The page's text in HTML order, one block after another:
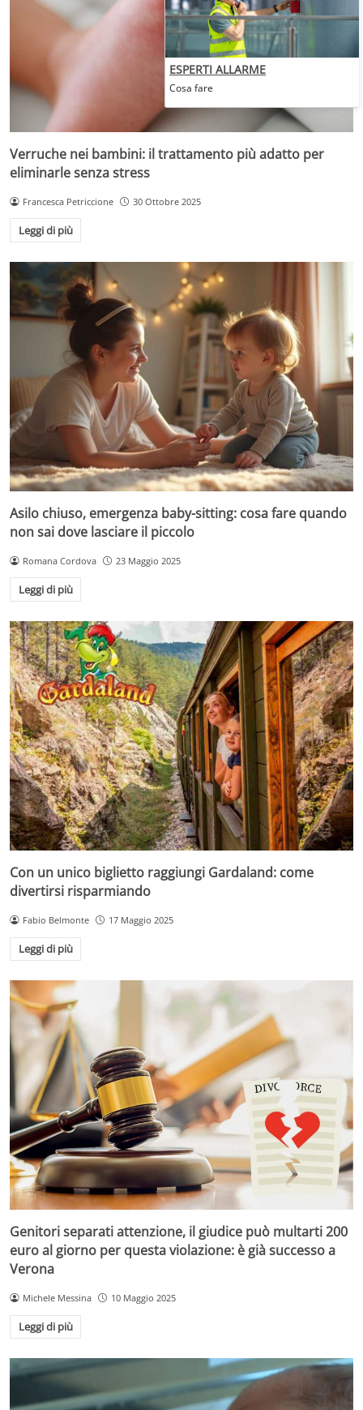
Verruche nei bambini: il trattamento più adatto per
eliminarle senza stress
Francesca Petriccione 30 Ottobre 2025
Leggi di più
Asilo chiuso, emergenza baby-sitting: cosa fare quando
non sai dove lasciare il piccolo
Romana Cordova 23 Maggio 2025
Leggi di più
Con un unico biglietto raggiungi Gardaland: come
divertirsi risparmiando
Fabio Belmonte 17 Maggio 2025
Leggi di più
Genitori separati attenzione, il giudice può multarti 200
euro al giorno per questa violazione: è già successo a
Verona
Michele Messina 10 Maggio 2025
Leggi di più
ESPERTI ALLARME
Cosa fare